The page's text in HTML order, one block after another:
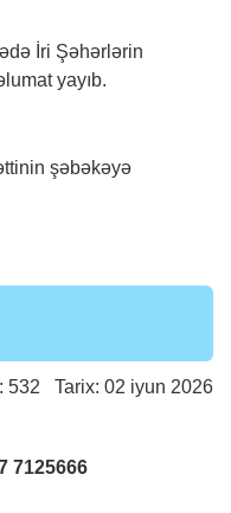
İri Şəhərlərin
yayıb.
şəbəkəyə
532 Tarix: 02 iyun 2026
7125666